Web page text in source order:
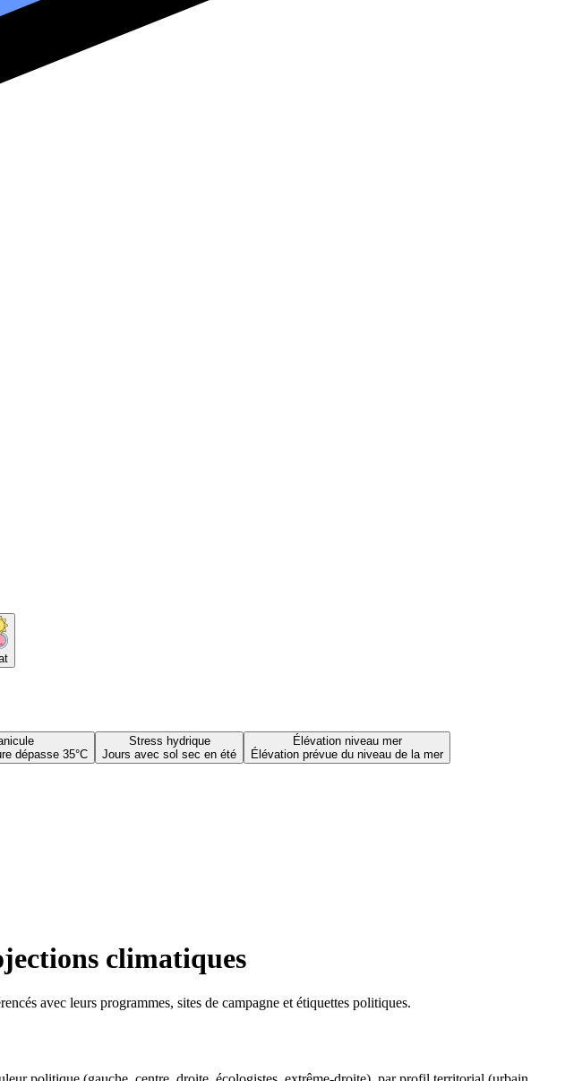
dépasse 35°C
Stress hydrique
Jours avec sol sec en été
Élévation niveau mer
Élévation prévue du niveau de la mer
climatiques
avec leurs programmes, sites de campagne et étiquettes politiques.